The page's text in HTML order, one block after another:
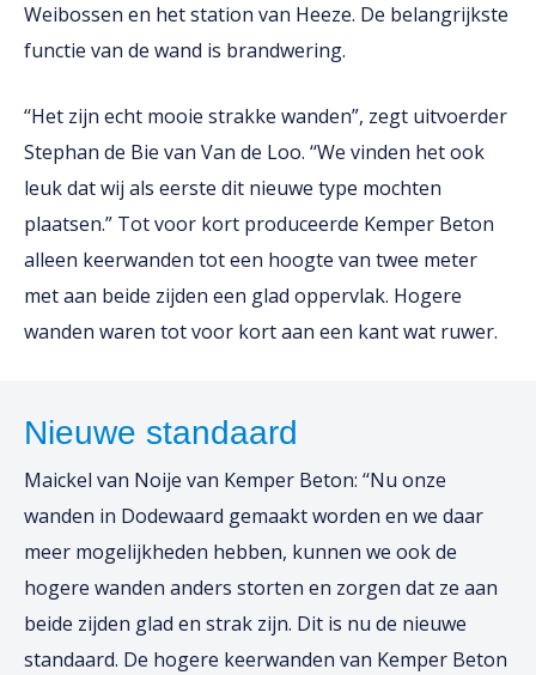
Weibossen en het station van Heeze. De belangrijkste
functie van de wand is brandwering.
‘‘Het zijn echt mooie strakke wanden”, zegt uitvoerder
Stephan de Bie van Van de Loo. ‘‘We vinden het ook
leuk dat wij als eerste dit nieuwe type mochten
plaatsen.” Tot voor kort produceerde Kemper Beton
alleen keerwanden tot een hoogte van twee meter
met aan beide zijden een glad oppervlak. Hogere
wanden waren tot voor kort aan een kant wat ruwer.
Nieuwe standaard
Maickel van Noije van Kemper Beton: ‘‘Nu onze
wanden in Dodewaard gemaakt worden en we daar
meer mogelijkheden hebben, kunnen we ook de
hogere wanden anders storten en zorgen dat ze aan
beide zijden glad en strak zijn. Dit is nu de nieuwe
standaard. De hogere keerwanden van Kemper Beton